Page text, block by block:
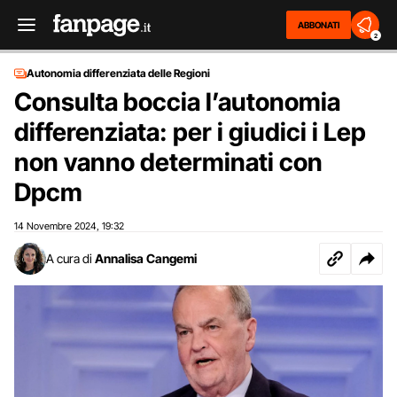
ABBONATI
2
Autonomia differenziata delle Regioni
Consulta boccia l’autonomia
differenziata: per i giudici i Lep
non vanno determinati con
Dpcm
14 Novembre 2024 19:32
A cura di Annalisa Cangemi